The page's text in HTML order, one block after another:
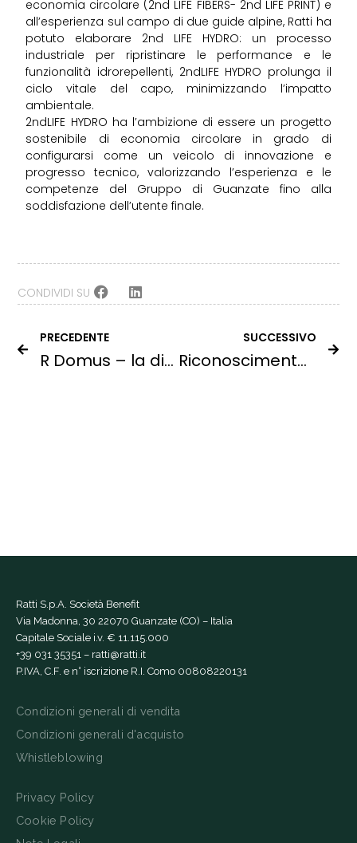
economia circolare (2nd LIFE FIBERS- 2nd LIFE PRINT) e
all’esperienza sul campo di due guide alpine, Ratti ha
potuto elaborare 2nd LIFE HYDRO: un processo
industriale per ripristinare le performance e le
funzionalità idrorepellenti, 2ndLIFE HYDRO prolunga il
ciclo vitale del capo, minimizzando l’impatto
ambientale.
2ndLIFE HYDRO ha l’ambizione di essere un progetto
sostenibile di economia circolare in grado di
configurarsi come un veicolo di innovazione e
progresso tecnico, valorizzando l’esperienza e le
competenze del Gruppo di Guanzate fino alla
soddisfazione dell’utente finale.
CONDIVIDI SU
PRECEDENTE
R Domus – la divisione del mondo dell’home décor
SUCCESSIVO
Riconoscimento per Ratti da parte del programma WHP
Ratti S.p.A. Società Benefit
Via Madonna, 30 22070 Guanzate (CO) – Italia
Capitale Sociale i.v. € 11.115.000
+39 031 35351 – ratti@ratti.it
P.IVA, C.F. e n° iscrizione R.I. Como 00808220131
Condizioni generali di vendita
Condizioni generali d'acquisto
Whistleblowing
Privacy Policy
Cookie Policy